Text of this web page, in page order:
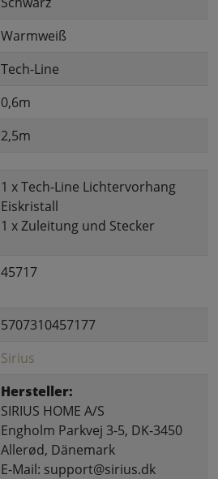
Warmweiß
Tech-Line
0,6m
2,5m
1 x Tech-Line Lichtervorhang
Eiskristall
1 x Zuleitung und Stecker
45717
5707310457177
Sirius
Hersteller:
SIRIUS HOME A/S
Engholm Parkvej 3-5, DK-3450
Allerød, Dänemark
E-Mail: support@sirius.dk